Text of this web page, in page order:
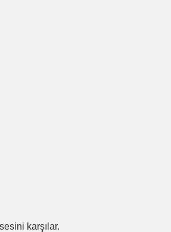
karşılar.